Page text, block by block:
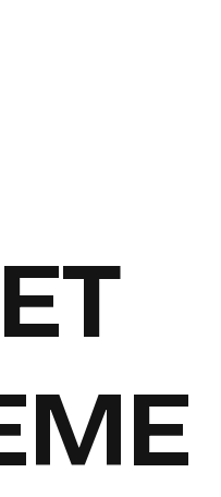
ET
ME